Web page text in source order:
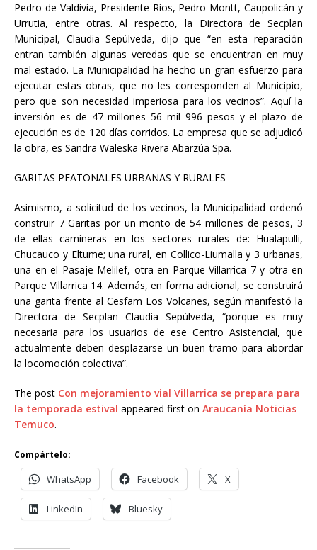
Pedro de Valdivia, Presidente Ríos, Pedro Montt, Caupolicán y
Urrutia, entre otras. Al respecto, la Directora de Secplan
Municipal, Claudia Sepúlveda, dijo que “en esta reparación
entran también algunas veredas que se encuentran en muy
mal estado. La Municipalidad ha hecho un gran esfuerzo para
ejecutar estas obras, que no les corresponden al Municipio,
pero que son necesidad imperiosa para los vecinos”. Aquí la
inversión es de 47 millones 56 mil 996 pesos y el plazo de
ejecución es de 120 días corridos. La empresa que se adjudicó
la obra, es Sandra Waleska Rivera Abarzúa Spa.
GARITAS PEATONALES URBANAS Y RURALES
Asimismo, a solicitud de los vecinos, la Municipalidad ordenó
construir 7 Garitas por un monto de 54 millones de pesos, 3
de ellas camineras en los sectores rurales de: Hualapulli,
Chucauco y Eltume; una rural, en Collico-Liumalla y 3 urbanas,
una en el Pasaje Melilef, otra en Parque Villarrica 7 y otra en
Parque Villarrica 14. Además, en forma adicional, se construirá
una garita frente al Cesfam Los Volcanes, según manifestó la
Directora de Secplan Claudia Sepúlveda, “porque es muy
necesaria para los usuarios de ese Centro Asistencial, que
actualmente deben desplazarse un buen tramo para abordar
la locomoción colectiva”.
The post Con mejoramiento vial Villarrica se prepara para
la temporada estival appeared first on Araucanía Noticias
Temuco.
Compártelo:
WhatsApp Facebook X
LinkedIn Bluesky